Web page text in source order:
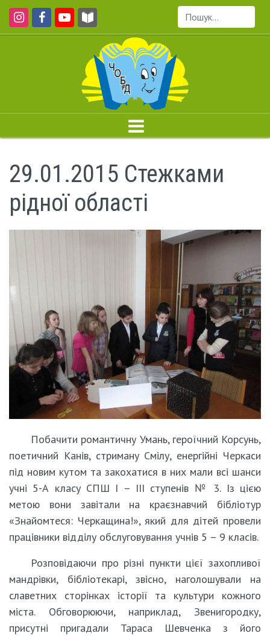
Пошук...
29.01.2015 Стежками
рідної області
Побачити романтичну Умань, героїчний Корсунь,
поетичний Канів, стриману Смілу, енергійні Черкаси
під новим кутом та закохатися в них мали всі шанси
учні 5-А класу СПШ І – ІІІ ступенів № 3. Із цією
метою вони завітали на краєзнавчий бібліотур
«Знайомтеся: Черкащина!», який для дітей провели
працівники відділу обслуговування учнів 5 – 9 класів.
Розповідаючи про різні пункти цієї захопливої
мандрівки, бібліотекарі, звісно, наголошували на
славетних сторінках історії та культури кожного
міста. Обговорюючи, наприклад, Звенигородку,
присутні пригадали Тараса Шевченка з його